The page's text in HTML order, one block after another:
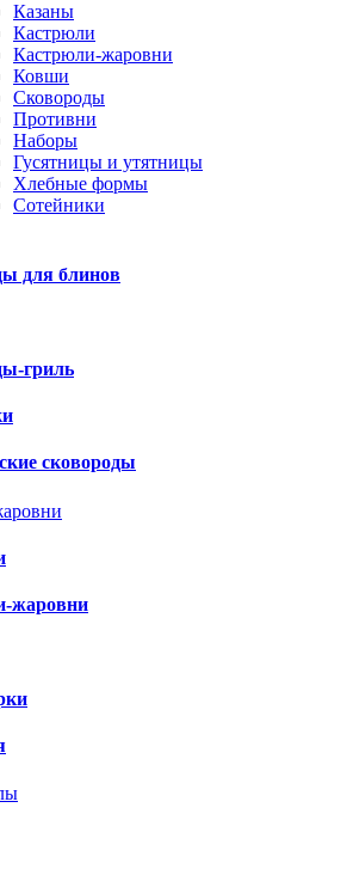
Казаны
Кастрюли
Кастрюли-жаровни
Ковши
Сковороды
Противни
Наборы
Гусятницы и утятницы
Хлебные формы
Сотейники
для блинов
гриль
сковороды
жаровни